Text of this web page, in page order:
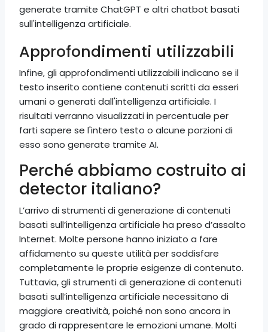
generate tramite ChatGPT e altri chatbot basati
sull'intelligenza artificiale.
Approfondimenti utilizzabili
Infine, gli approfondimenti utilizzabili indicano se il
testo inserito contiene contenuti scritti da esseri
umani o generati dall'intelligenza artificiale. I
risultati verranno visualizzati in percentuale per
farti sapere se l'intero testo o alcune porzioni di
esso sono generate tramite AI.
Perché abbiamo costruito ai
detector italiano?
L’arrivo di strumenti di generazione di contenuti
basati sull’intelligenza artificiale ha preso d’assalto
Internet. Molte persone hanno iniziato a fare
affidamento su queste utilità per soddisfare
completamente le proprie esigenze di contenuto.
Tuttavia, gli strumenti di generazione di contenuti
basati sull’intelligenza artificiale necessitano di
maggiore creatività, poiché non sono ancora in
grado di rappresentare le emozioni umane. Molti